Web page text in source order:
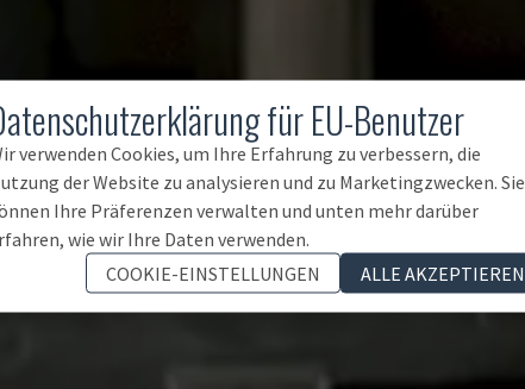
für EU-Benutzer
verwenden Cookies, um Ihre Erfahrung zu verbessern, die
der Website zu analysieren und zu Marketingzwecken. Sie
Ihre Präferenzen verwalten und unten mehr darüber
wie wir Ihre Daten verwenden.
COOKIE-EINSTELLUNGEN
ALLE AKZEPTIEREN